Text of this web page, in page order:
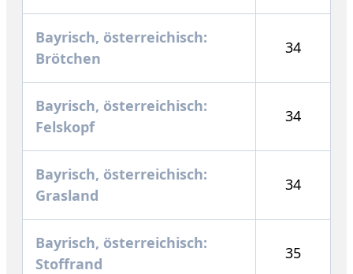
Bayrisch, österreichisch:
Brötchen
34
Bayrisch, österreichisch:
Felskopf
34
Bayrisch, österreichisch:
Grasland
34
Bayrisch, österreichisch:
Stoffrand
35